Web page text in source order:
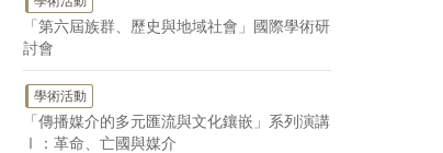
「第六屆族群、歷史與地域社會」國際學術研
討會
學術活動
「傳播媒介的多元匯流與文化鑲嵌」系列演講
Ⅰ：革命、亡國與媒介